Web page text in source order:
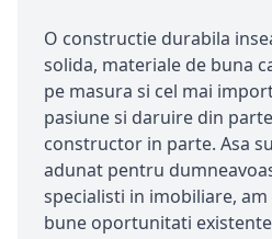
O constructie durabila
solida, materiale de buna
pe masura si cel mai
pasiune si daruire din
constructor in parte. Asa
adunat pentru
specialisti in imobiliare,
bune oportunitati